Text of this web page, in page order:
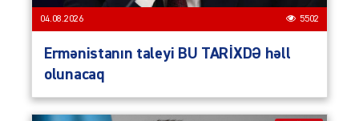
04.08.2026 5502
Ermənistanın taleyi BU TARİXDƏ həll
olunacaq